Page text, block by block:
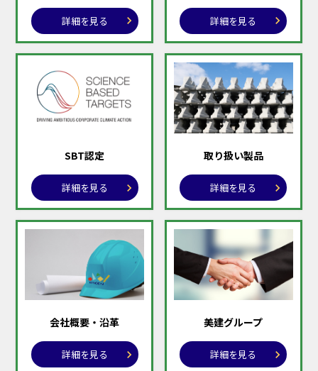
詳細を見る 詳細を見る
SBT認定
詳細を見る
取り扱い製品
詳細を見る
会社概要・沿革
詳細を見る
美建グループ
詳細を見る